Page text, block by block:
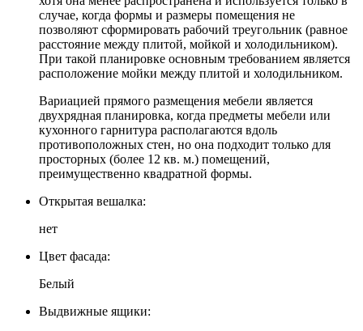
случае, когда формы и размеры помещения не
позволяют сформировать рабочий треугольник (равное
расстояние между плитой, мойкой и холодильником).
При такой планировке основным требованием является
расположение мойки между плитой и холодильником.
Вариацией прямого размещения мебели является
двухрядная планировка, когда предметы мебели или
кухонного гарнитура располагаются вдоль
противоположных стен, но она подходит только для
просторных (более 12 кв. м.) помещений,
преимущественно квадратной формы.
Открытая вешалка:
нет
Цвет фасада:
Белый
Выдвижные ящики: